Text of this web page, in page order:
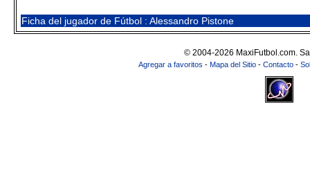
Ficha del jugador de Fútbol : Alessandro Pistone
© 2004-2026 MaxiFutbol.com.
Agregar a favoritos - Mapa del Sitio - Contacto -